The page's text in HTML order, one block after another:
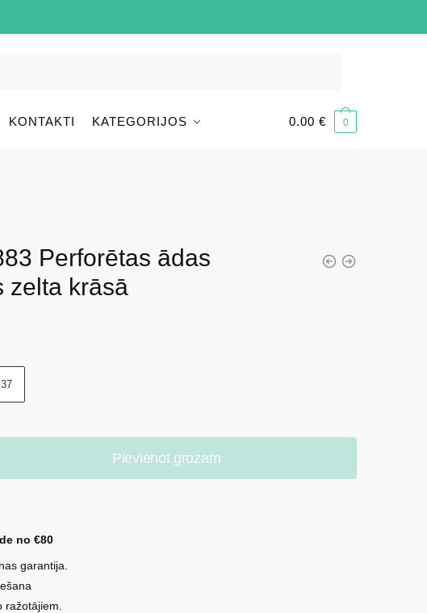
KONTAKTI KATEGORIJOS 0.00 € 0
Perforētas ādas
zelta krāsā
37
Pievienot grozam
no €80
garantija.
ražotājiem.